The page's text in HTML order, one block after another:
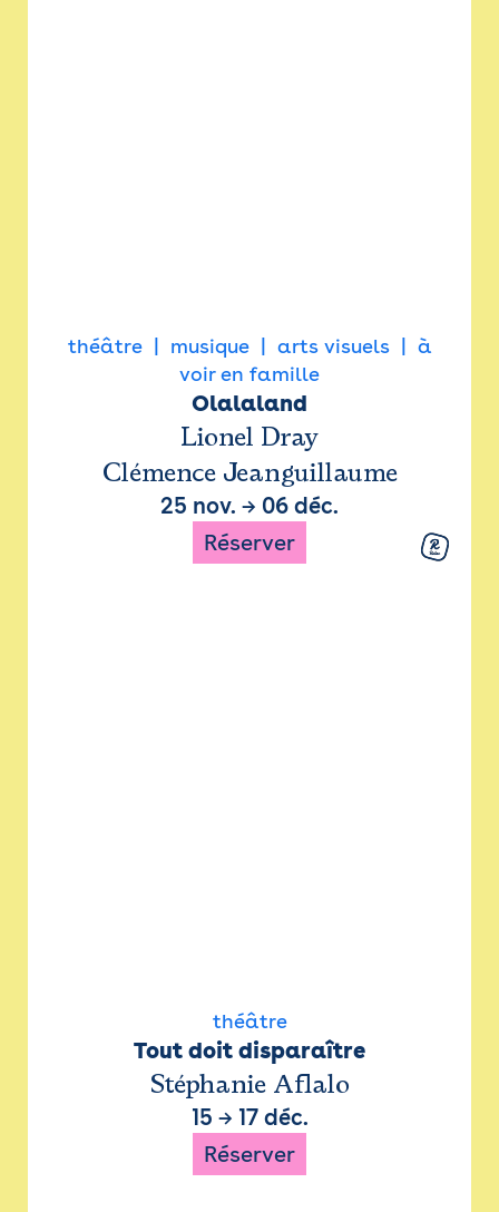
théâtre musique arts visuels
à
voir en famille
Olalaland
Lionel Dray
Clémence Jeanguillaume
25 nov. → 06 déc.
Réserver
théâtre
Tout doit disparaître
Stéphanie Aflalo
15 → 17 déc.
Réserver